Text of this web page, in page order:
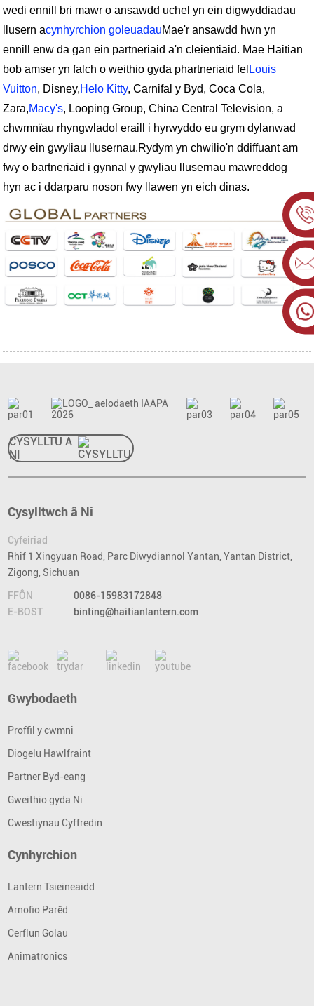
wedi ennill bri mawr o ansawdd uchel yn ein digwyddiadau
llusern acynhyrchion goleuadauMae'r ansawdd hwn yn
ennill enw da gan ein partneriaid a'n cleientiaid. Mae Haitian
bob amser yn falch o weithio gyda phartneriaid fel Louis
Vuitton, Disney,Helo Kitty, Carnifal y Byd, Coca Cola,
Zara,Macy's, Looping Group, China Central Television, a
chwmnïau rhyngwladol eraill i hyrwyddo eu grym dylanwad
drwy ein gwyliau llusernau.Rydym yn chwilio'n ddiffuant am
fwy o bartneriaid i gynnal y gwyliau llusernau mawreddog
hyn ac i ddarparu noson fwy llawen yn eich dinas.
CYSYLLTU Â
NI
Cysylltwch â Ni
Cyfeiriad
Rhif 1 Xingyuan Road, Parc Diwydiannol Yantan, Yantan District,
Zigong, Sichuan
FFÔN
0086-15983172848
E-BOST
binting@haitianlantern.com
Gwybodaeth
Proffil y cwmni
Diogelu Hawlfraint
Partner Byd-eang
Gweithio gyda Ni
Cwestiynau Cyffredin
Cynhyrchion
Lantern Tsieineaidd
Arnofio Parêd
Cerflun Golau
Animatronics